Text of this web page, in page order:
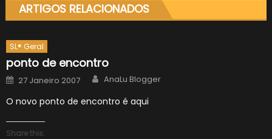
ARTIGOS RELACIONADOS
SL® Geral
ponto de encontro
Posted
on
27 Janeiro 2007 Author
AnaLu Blogger
O novo ponto de encontro é aqui
Share this: